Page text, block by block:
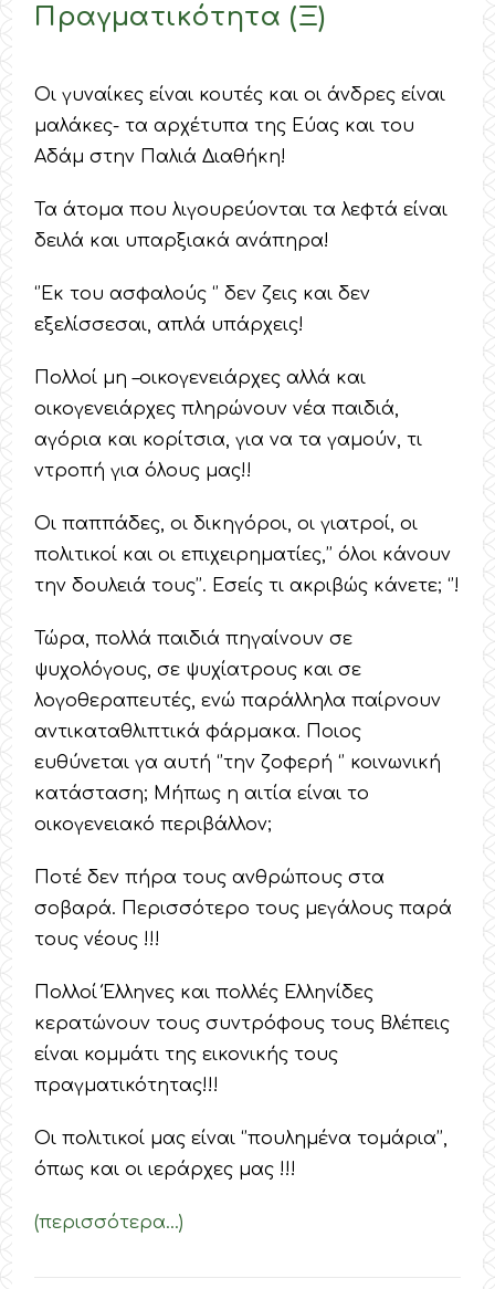
Πραγματικότητα (Ξ)
Οι γυναίκες είναι κουτές και οι άνδρες είναι
μαλάκες- τα αρχέτυπα της Εύας και του
Αδάμ στην Παλιά Διαθήκη!
Τα άτομα που λιγουρεύονται τα λεφτά είναι
δειλά και υπαρξιακά ανάπηρα!
‘’Εκ του ασφαλούς ‘’ δεν ζεις και δεν
εξελίσσεσαι, απλά υπάρχεις!
Πολλοί μη –οικογενειάρχες αλλά και
οικογενειάρχες πληρώνουν νέα παιδιά,
αγόρια και κορίτσια, για να τα γαμούν, τι
ντροπή για όλους μας!!
Οι παππάδες, οι δικηγόροι, οι γιατροί, οι
πολιτικοί και οι επιχειρηματίες,’’ όλοι κάνουν
την δουλειά τους’’. Εσείς τι ακριβώς κάνετε; ‘’!
Τώρα, πολλά παιδιά πηγαίνουν σε
ψυχολόγους, σε ψυχίατρους και σε
λογοθεραπευτές, ενώ παράλληλα παίρνουν
αντικαταθλιπτικά φάρμακα. Ποιος
ευθύνεται γα αυτή ‘’την ζοφερή ‘’ κοινωνική
κατάσταση; Μήπως η αιτία είναι το
οικογενειακό περιβάλλον;
Ποτέ δεν πήρα τους ανθρώπους στα
σοβαρά. Περισσότερο τους μεγάλους παρά
τους νέους !!!
Πολλοί Έλληνες και πολλές Ελληνίδες
κερατώνουν τους συντρόφους τους Βλέπεις
είναι κομμάτι της εικονικής τους
πραγματικότητας!!!
Οι πολιτικοί μας είναι ‘’πουλημένα τομάρια’’,
όπως και οι ιεράρχες μας !!!
(περισσότερα…)